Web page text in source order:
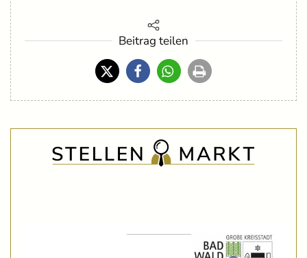
Beitrag teilen